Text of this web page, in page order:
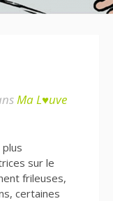
Ma L♥uve
sur le
frileuses,
certaines